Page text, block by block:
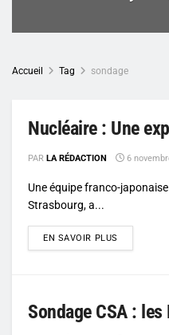
Accueil Tag sondage
Nucléaire : Une
PAR LA RÉDACTION 6
Une équipe franco-
Strasbourg, a...
EN SAVOIR PLUS
Sondage CSA :